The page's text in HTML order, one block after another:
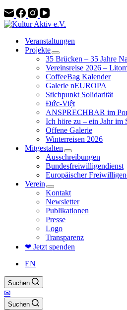
Veranstaltungen
Projekte
35 Brücken – 35 Jahre
Vereinsreise 2026 –
CoffeeBag Kalender
Galerie nEUROPA
Stichpunkt Solidarität
Đức-Việt
ANSPRECHBAR im
Ich höre zu – ein Jahr im
Offene Galerie
Winterreisen 2026
Mitgestalten
Ausschreibungen
Bundesfreiwilligendienst
Europäischer
Verein
Kontakt
Newsletter
Publikationen
Presse
Logo
Transparenz
❤ Jetzt spenden
EN
Suchen
✉
Suchen